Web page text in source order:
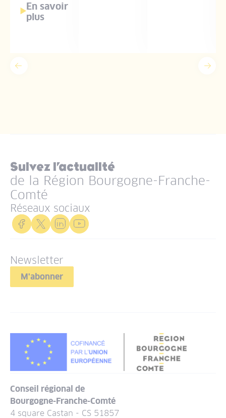
Précédent
En savoir
plus
Suivez l’actualité
de la Région Bourgogne-Franche-
Comté
Réseaux sociaux
Newsletter
M'abonner
Conseil régional de
Bourgogne-Franche-Comté
4 square Castan - CS 51857